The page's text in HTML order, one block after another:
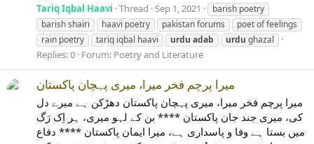
Tariq Iqbal Haavi Thread Sep 1, 2021
barish poetry
barish shairi
haavi poetry pakistan forums
poet of feelings
rain poetry
tariq iqbal haavi urdu adab urdu ghazal
Replies: 0 Forum: Poetry and Literature
میرا پرچم فخر میرا، میری پہچان پاکستان
میرا پرچم فخر میرا، میری پہچان پاکستان دھڑکن ہے میرے دل
کی، میری جند جان پاکستان **** بن کے لہو میری، ہر اِک رَگ
میں بستا ہے وفا و پاسداری ہے، میرا ایمان پاکستان **** دفاع